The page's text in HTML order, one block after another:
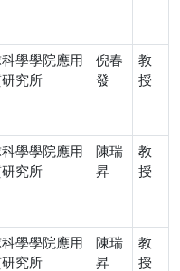
學學院應用
究所
倪春
發
教
授
學學院應用
究所
陳瑞
昇
教
授
學學院應用
究所
陳瑞
昇
教
授